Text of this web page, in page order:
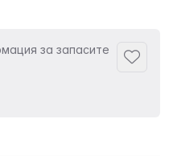
за запасите